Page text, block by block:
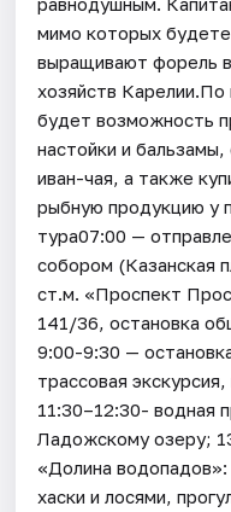
мимо которых
выращивают форель
хозяйств
будет возможность
настойки и
иван-чая, а также
рыбную продукцию у
тура07:00 —
собором (Казанская
ст.м. «Проспект
141/36, остановка
9:00-9:30 —
трассовая
11:30–12:30- водная
Ладожскому озеру;
«Долина
хаски и лосями,